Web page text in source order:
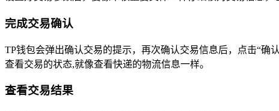
完成交易确认
TP钱包会弹出确认交易的提示，再次确认交易信息后，点击“确
查看交易的状态,就像查看快递的物流信息一样。
查看交易结果